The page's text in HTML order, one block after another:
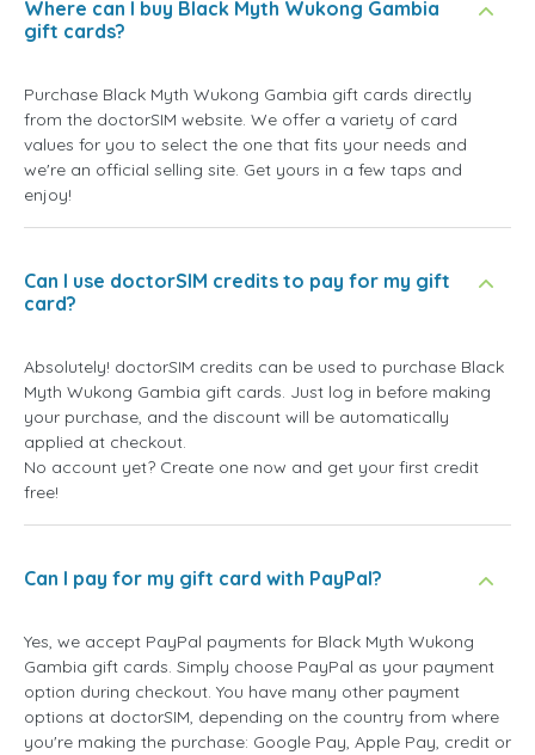
Where can I buy Black Myth Wukong Gambia
gift cards?
Purchase Black Myth Wukong Gambia gift cards directly
from the doctorSIM website. We offer a variety of card
values for you to select the one that fits your needs and
we're an official selling site. Get yours in a few taps and
enjoy!
Can I use doctorSIM credits to pay for my gift
card?
Absolutely! doctorSIM credits can be used to purchase Black
Myth Wukong Gambia gift cards. Just log in before making
your purchase, and the discount will be automatically
applied at checkout.
No account yet? Create one now and get your first credit
free!
Can I pay for my gift card with PayPal?
Yes, we accept PayPal payments for Black Myth Wukong
Gambia gift cards. Simply choose PayPal as your payment
option during checkout. You have many other payment
options at doctorSIM, depending on the country from where
you're making the purchase: Google Pay, Apple Pay, credit or